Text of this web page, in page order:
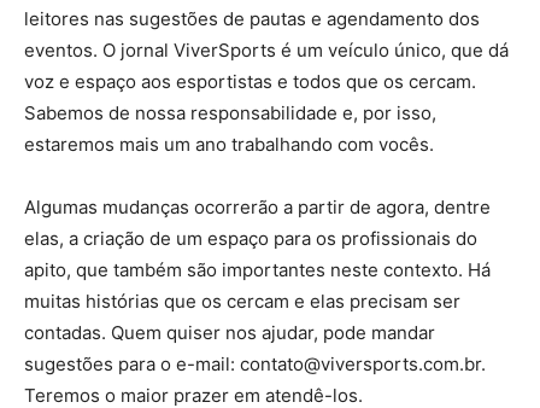
leitores nas sugestões de pautas e agendamento dos
eventos. O jornal ViverSports é um veículo único, que dá
voz e espaço aos esportistas e todos que os cercam.
Sabemos de nossa responsabilidade e, por isso,
estaremos mais um ano trabalhando com vocês.
Algumas mudanças ocorrerão a partir de agora, dentre
elas, a criação de um espaço para os profissionais do
apito, que também são importantes neste contexto. Há
muitas histórias que os cercam e elas precisam ser
contadas. Quem quiser nos ajudar, pode mandar
sugestões para o e-mail: contato@viversports.com.br.
Teremos o maior prazer em atendê-los.